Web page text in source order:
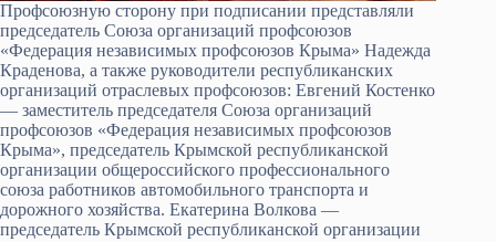
Профсоюзную сторону при подписании представляли
председатель Союза организаций профсоюзов
«Федерация независимых профсоюзов Крыма» Надежда
Краденова, а также руководители республиканских
организаций отраслевых профсоюзов: Евгений Костенко
— заместитель председателя Союза организаций
профсоюзов «Федерация независимых профсоюзов
Крыма», председатель Крымской республиканской
организации общероссийского профессионального
союза работников автомобильного транспорта и
дорожного хозяйства. Екатерина Волкова —
председатель Крымской республиканской организации